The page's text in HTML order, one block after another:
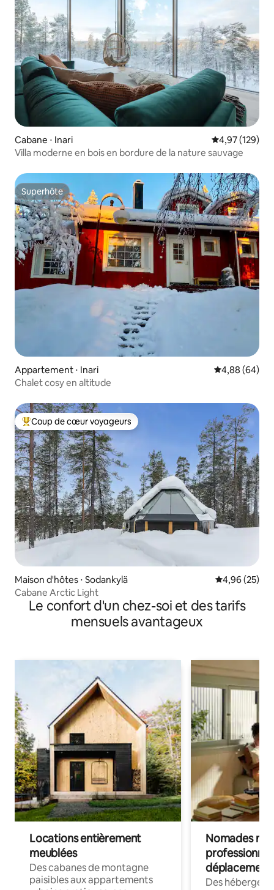
Cabane ⋅ Inari Évaluation
4,97 (129)
Villa moderne en bois en bordure de la nature sauvage
Superhôte
Superhôte
Appartement ⋅ Inari Évaluation
4,88 (64)
Chalet cosy en altitude
Coups de cœur voyageurs les plus appréciés
Coup de cœur voyageurs
Maison d'hôtes ⋅ Sodankylä Évaluation
4,96 (25)
Cabane Arctic Light
Le confort d'un chez-soi et des tarifs
mensuels avantageux
Locations entièrement
meublées
Des cabanes de montagne
paisibles aux appartements
Nomades
déplacement
Des